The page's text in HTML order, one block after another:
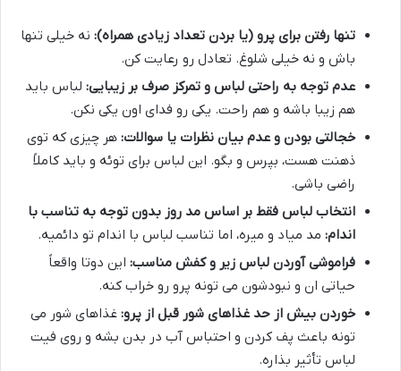
تنها رفتن برای پرو (یا بردن تعداد زیادی همراه): نه خیلی تنها
باش و نه خیلی شلوغ. تعادل رو رعایت کن.
عدم توجه به راحتی لباس و تمرکز صرف بر زیبایی: لباس باید
هم زیبا باشه و هم راحت. یکی رو فدای اون یکی نکن.
خجالتی بودن و عدم بیان نظرات یا سوالات: هر چیزی که توی
ذهنت هست، بپرس و بگو. این لباس برای توئه و باید کاملاً
راضی باشی.
انتخاب لباس فقط بر اساس مد روز بدون توجه به تناسب با
اندام: مد میاد و میره، اما تناسب لباس با اندام تو دائمیه.
فراموشی آوردن لباس زیر و کفش مناسب: این دوتا واقعاً
حیاتی ان و نبودشون می تونه پرو رو خراب کنه.
خوردن بیش از حد غذاهای شور قبل از پرو: غذاهای شور می
تونه باعث پف کردن و احتباس آب در بدن بشه و روی فیت
لباس تأثیر بذاره.